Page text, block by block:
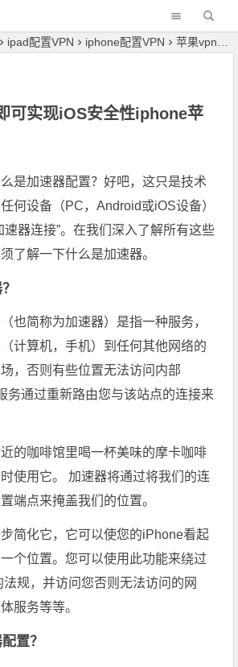
ipad配置VPN iphone配置VPN 苹果vpn配置
可实现iOS安全性iphone苹
是加速器配置？好吧，这只是技术
何设备（PC，Android或iOS设备）
速器连接”。在我们深入了解所有这些
了解一下什么是加速器。
也简称为加速器）是指一种服务，
计算机，手机）到任何其他网络的
，否则有些位置无法访问内部
务通过重新路由您与该站点的连接来
的咖啡馆里喝一杯美味的摩卡咖啡
使用它。 加速器将通过将我们的连
端点来掩盖我们的位置。
简化它，它可以使您的iPhone看起
个位置。您可以使用此功能来绕过
规，并访问您否则无法访问的网
服务等等。
置？